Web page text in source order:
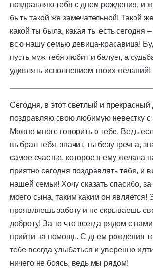
поздравляю тебя с днем рождения, и
быть такой же замечательной! Такой
какой ты была, какая ты есть сегодня
всю нашу семью девица-красавица!
пусть муж тебя любит и балует, а
удивлять исполнением твоих желаний!
Сегодня, в этот светлый и прекрасный
поздравляю свою любимую невестку
Можно много говорить о тебе. Ведь
выбрал тебя, значит, ты безупречна,
самое счастье, которое я ему желала
приятно сегодня поздравлять тебя, и
нашей семьи! Хочу сказать спасибо, за
моего сына, таким каким он является!
проявляешь заботу и не скрываешь
доброту! За то что всегда рядом с
прийти на помощь. С днем рождения
тебе всегда улыбаться и уверенно
ничего не боясь, ведь мы рядом!